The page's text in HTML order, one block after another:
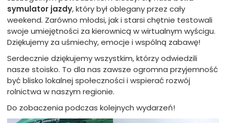
symulator jazdy, który był oblegany przez cały
weekend. Zarówno młodsi, jak i starsi chętnie testowali
swoje umiejętności za kierownicą w wirtualnym wyścigu.
Dziękujemy za uśmiechy, emocje i wspólną zabawę!
Serdecznie dziękujemy wszystkim, którzy odwiedzili
nasze stoisko. To dla nas zawsze ogromna przyjemność
być blisko lokalnej społeczności i wspierać rozwój
rolnictwa w naszym regionie.
Do zobaczenia podczas kolejnych wydarzeń!